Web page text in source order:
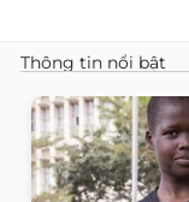
Thông tin nổi bật